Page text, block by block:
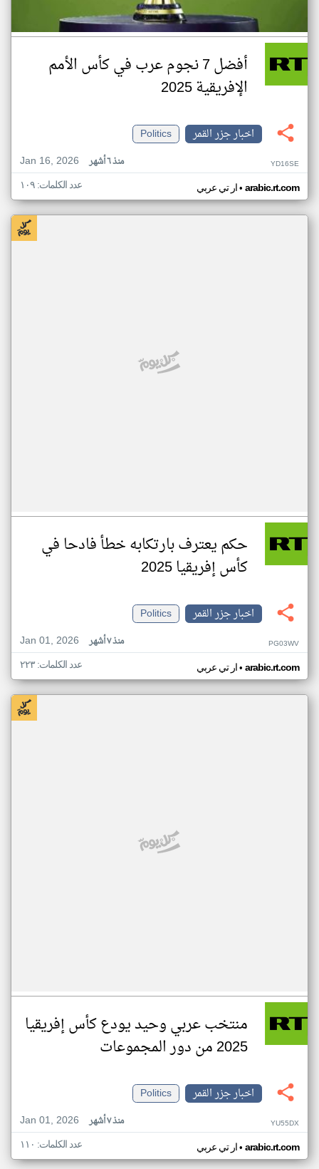
أفضل 7 نجوم عرب في كأس الأمم
الإفريقية 2025
اخبار جزر القمر
Politics
Jan 16, 2026
منذ ٦ أشهر YD16SE
ار تي عربي• arabic.rt.com عدد الكلمات: ١٠٩
حكم يعترف بارتكابه خطأ فادحا في
كأس إفريقيا 2025
اخبار جزر القمر
Politics
Jan 01, 2026
منذ ٧ أشهر PG03WV
ار تي عربي• arabic.rt.com عدد الكلمات: ٢٢٣
منتخب عربي وحيد يودع كأس إفريقيا
2025 من دور المجموعات
اخبار جزر القمر
Politics
Jan 01, 2026
منذ ٧ أشهر YU55DX
ار تي عربي• arabic.rt.com عدد الكلمات: ١١٠